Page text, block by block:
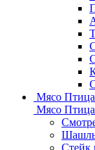
Мясо
Мясо
Стейк